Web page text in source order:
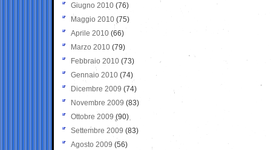
Giugno 2010 (76)
Maggio 2010 (75)
Aprile 2010 (66)
Marzo 2010 (79)
Febbraio 2010 (73)
Gennaio 2010 (74)
Dicembre 2009 (74)
Novembre 2009 (83)
Ottobre 2009 (90)
Settembre 2009 (83)
Agosto 2009 (56)